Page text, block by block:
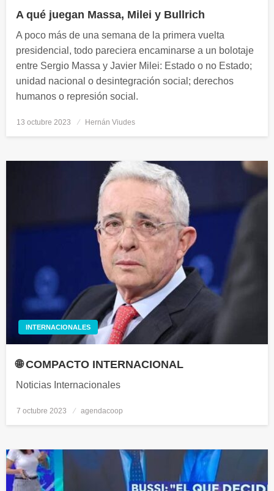
A qué juegan Massa, Milei y Bullrich
A poco más de una semana de la primera vuelta
presidencial, todo pareciera encaminarse a un bolotaje
entre Sergio Massa y Javier Milei: Estado o no Estado;
unidad nacional o desintegración social; derechos
humanos o represión social.
Publicado
13 octubre 2023 Hernán Viudes
INTERNACIONALES
🌐 COMPACTO INTERNACIONAL
Noticias Internacionales
Publicado
7 octubre 2023 agendacoop